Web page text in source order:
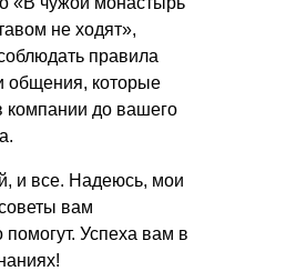
не ходят»,
правила
общения, которые
компании до вашего
и все. Надеюсь, мои
вам
помогут. Успеха вам в